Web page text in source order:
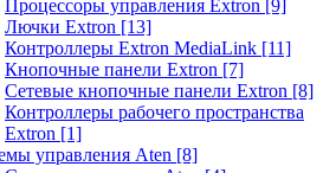
Процессоры управления Extron [9]
Лючки Extron [13]
Контроллеры Extron MediaLink [11]
Кнопочные панели Extron [7]
Сетевые кнопочные панели Extron [8]
Контроллеры рабочего пространства
Extron [1]
управления Aten [8]